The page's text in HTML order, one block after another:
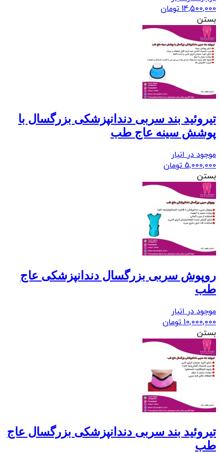
14,500,000 تومان
بستن
تیروئید بند سربی دندانپزشکی بزرگسال با
پوشش سینه عاج طب
موجود در انبار
5,000,000 تومان
بستن
روپوش سربی بزرگسال دندانپزشکی عاج
طب
موجود در انبار
10,000,000 تومان
بستن
تیروئید بند سربی دندانپزشکی بزرگسال عاج
طب